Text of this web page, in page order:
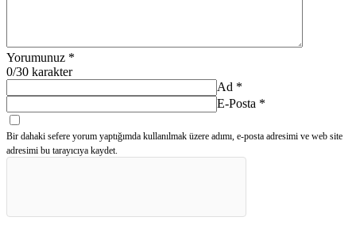
Yorumunuz *
0/30 karakter
Ad *
E-Posta *
Bir dahaki sefere yorum yaptığımda kullanılmak üzere adımı, e-posta adresimi ve web site
adresimi bu tarayıcıya kaydet.